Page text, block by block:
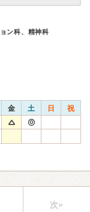
ン科、精神科
金 土 日 祝
次»